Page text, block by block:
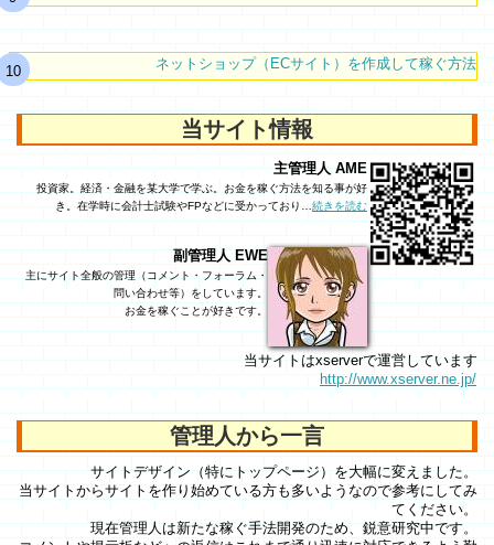
ネットショップ（ECサイト）を作成して稼ぐ方法
当サイト情報
主管理人 AME
投資家。経済・金融を某大学で学ぶ。お金を稼ぐ方法を知る事が好
き。在学時に会計士試験やFPなどに受かっており…続きを読む
副管理人 EWE
主にサイト全般の管理（コメント・フォーラム・
問い合わせ等）をしています。
お金を稼ぐことが好きです。
当サイトはxserverで運営しています
http://www.xserver.ne.jp/
管理人から一言
サイトデザイン（特にトップページ）を大幅に変えました。
当サイトからサイトを作り始めている方も多いようなので参考にしてみ
てください。
現在管理人は新たな稼ぐ手法開発のため、鋭意研究中です。